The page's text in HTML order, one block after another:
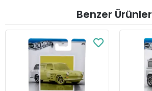
Benzer Ürünler